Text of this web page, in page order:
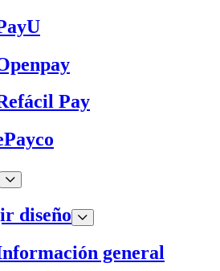
Pay
diseño
general